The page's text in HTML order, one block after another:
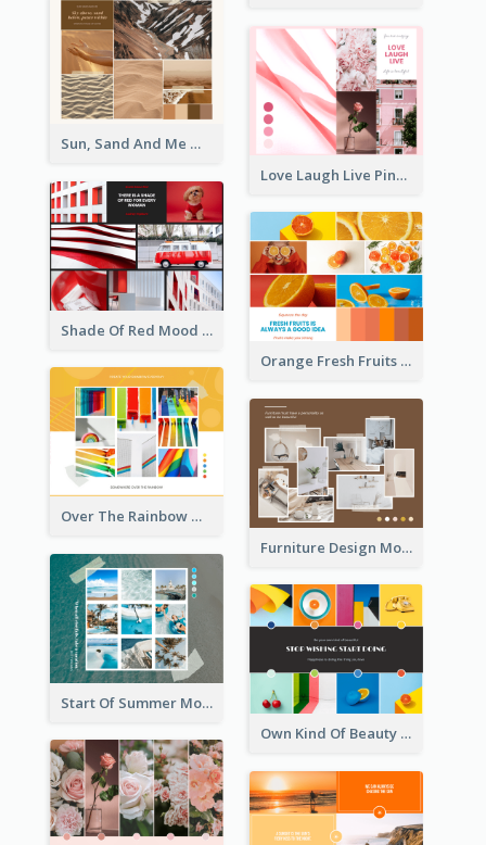
Sun, Sand And Me Mood Board
Love Laugh Live Pink Mood Board
Shade Of Red Mood Board
Orange Fresh Fruits Mood Board
Over The Rainbow Mood Board
Furniture Design Mood Board
Start Of Summer Mood Board
Own Kind Of Beauty Mood Board